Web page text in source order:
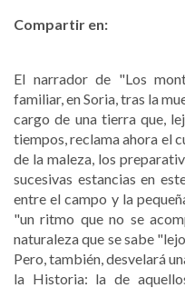
Compartir en:
El narrador de "Los
familiar, en Soria, tras la
cargo de una tierra que,
tiempos, reclama ahora el
de la maleza, los
sucesivas estancias en
entre el campo y la
"un ritmo que no se
naturaleza que se sabe
Pero, también, desvelará
la Historia: la de